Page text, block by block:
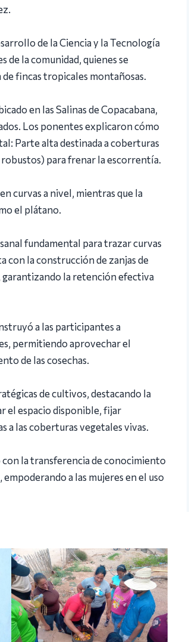
de la Ciencia y la Tecnología
de la comunidad, quienes se
fincas tropicales montañosas.
en las Salinas de Copacabana,
Los ponentes explicaron cómo
Parte alta destinada a coberturas
para frenar la escorrentía.
curvas a nivel, mientras que la
el plátano.
fundamental para trazar curvas
con la construcción de zanjas de
garantizando la retención efectiva
a las participantes a
permitiendo aprovechar el
de las cosechas.
de cultivos, destacando la
el espacio disponible, fijar
a las coberturas vegetales vivas.
la transferencia de conocimiento
a las mujeres en el uso